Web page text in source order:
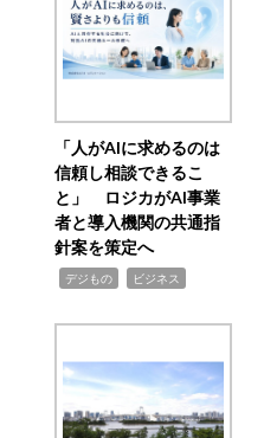
「人がAIに求めるのは
信頼し相談できるこ
と」 ロジカがAI事業
者と導入機関の共通指
針案を策定へ
デジもの ビジネス